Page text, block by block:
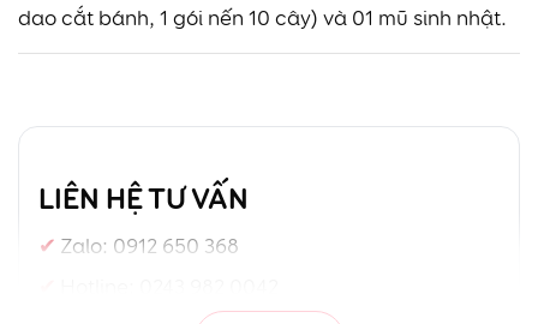
dao cắt bánh, 1 gói nến 10 cây) và 01 mũ sinh nhật.
LIÊN HỆ TƯ VẤN
Zalo: 0912 650 368